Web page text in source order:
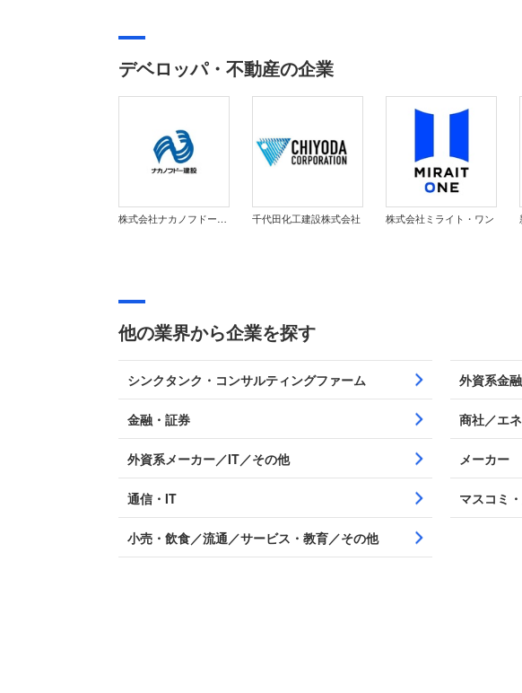
デベロッパ・不動産の企業
株式会社ナカノフドー建設 千代田化工建設株式会社 株式会社ミライト・ワン
他の業界から企業を探す
シンクタンク・コンサルティングファーム 外資系金
金融・証券 商社／エ
外資系メーカー／IT／その他 メーカー
通信・IT マスコミ
小売・飲食／流通／サービス・教育／その他